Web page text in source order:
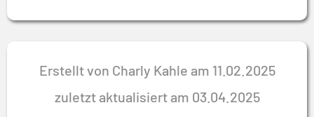
Erstellt von Charly Kahle am 11.02.2025
zuletzt aktualisiert am 03.04.2025